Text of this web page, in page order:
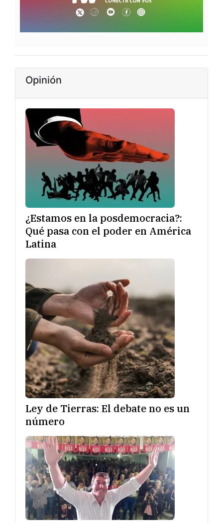
Opinión
¿Estamos en la posdemocracia?:
Qué pasa con el poder en América
Latina
Ley de Tierras: El debate no es un
número